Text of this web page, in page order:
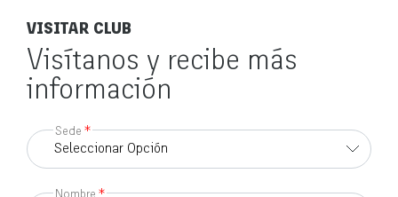
VISITAR CLUB
Visítanos y recibe más
información
Sede *
Nombre *